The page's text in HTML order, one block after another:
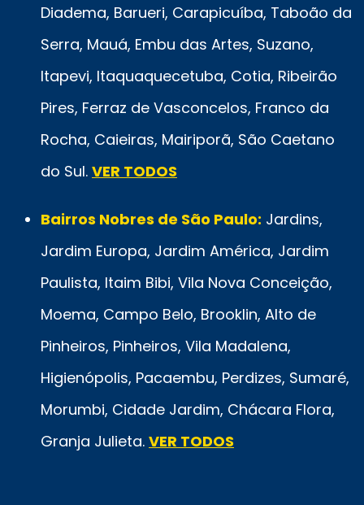
Diadema, Barueri, Carapicuíba, Taboão da
Serra, Mauá, Embu das Artes, Suzano,
Itapevi, Itaquaquecetuba, Cotia, Ribeirão
Pires, Ferraz de Vasconcelos, Franco da
Rocha, Caieiras, Mairiporã, São Caetano
do Sul. VER TODOS
Bairros Nobres de São Paulo: Jardins,
Jardim Europa, Jardim América, Jardim
Paulista, Itaim Bibi, Vila Nova Conceição,
Moema, Campo Belo, Brooklin, Alto de
Pinheiros, Pinheiros, Vila Madalena,
Higienópolis, Pacaembu, Perdizes, Sumaré,
Morumbi, Cidade Jardim, Chácara Flora,
Granja Julieta. VER TODOS